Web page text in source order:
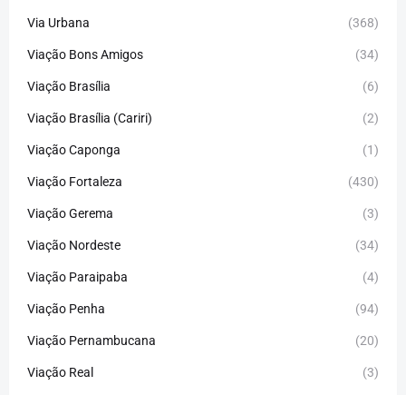
Via Urbana (368)
Viação Bons Amigos (34)
Viação Brasília (6)
Viação Brasília (Cariri) (2)
Viação Caponga (1)
Viação Fortaleza (430)
Viação Gerema (3)
Viação Nordeste (34)
Viação Paraipaba (4)
Viação Penha (94)
Viação Pernambucana (20)
Viação Real (3)